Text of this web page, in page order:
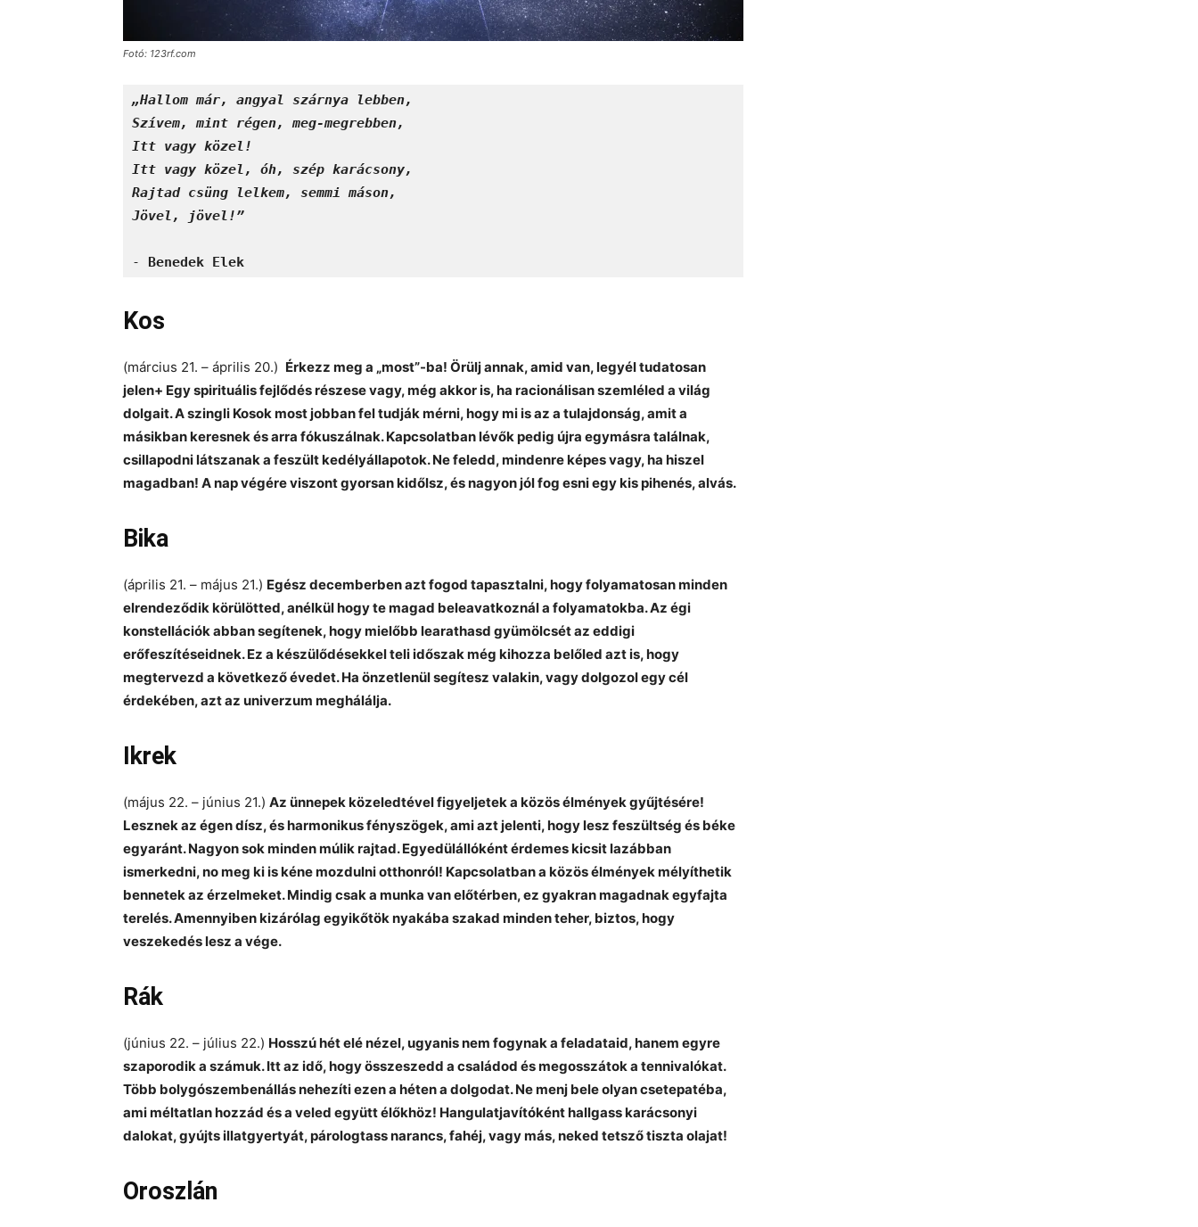
Fotó: 123rf.com
„Hallom már, angyal szárnya lebben,
Szívem, mint régen, meg-megrebben,
Itt vagy közel!
Itt vagy közel, óh, szép karácsony,
Rajtad csüng lelkem, semmi máson,
Jövel, jövel!”
- Benedek Elek
Kos
(március 21. – április 20.) Érkezz meg a „most”-ba! Örülj annak, amid van, legyél tudatosan
jelen+ Egy spirituális fejlődés részese vagy, még akkor is, ha racionálisan szemléled a világ
dolgait. A szingli Kosok most jobban fel tudják mérni, hogy mi is az a tulajdonság, amit a
másikban keresnek és arra fókuszálnak. Kapcsolatban lévők pedig újra egymásra találnak,
csillapodni látszanak a feszült kedélyállapotok. Ne feledd, mindenre képes vagy, ha hiszel
magadban! A nap végére viszont gyorsan kidőlsz, és nagyon jól fog esni egy kis pihenés, alvás.
Bika
(április 21. – május 21.) Egész decemberben azt fogod tapasztalni, hogy folyamatosan minden
elrendeződik körülötted, anélkül hogy te magad beleavatkoznál a folyamatokba. Az égi
konstellációk abban segítenek, hogy mielőbb learathasd gyümölcsét az eddigi
erőfeszítéseidnek. Ez a készülődésekkel teli időszak még kihozza belőled azt is, hogy
megtervezd a következő évedet. Ha önzetlenül segítesz valakin, vagy dolgozol egy cél
érdekében, azt az univerzum meghálálja.
Ikrek
(május 22. – június 21.) Az ünnepek közeledtével figyeljetek a közös élmények gyűjtésére!
Lesznek az égen dísz, és harmonikus fényszögek, ami azt jelenti, hogy lesz feszültség és béke
egyaránt. Nagyon sok minden múlik rajtad. Egyedülállóként érdemes kicsit lazábban
ismerkedni, no meg ki is kéne mozdulni otthonról! Kapcsolatban a közös élmények mélyíthetik
bennetek az érzelmeket. Mindig csak a munka van előtérben, ez gyakran magadnak egyfajta
terelés. Amennyiben kizárólag egyikőtök nyakába szakad minden teher, biztos, hogy
veszekedés lesz a vége.
Rák
(június 22. – július 22.) Hosszú hét elé nézel, ugyanis nem fogynak a feladataid, hanem egyre
szaporodik a számuk. Itt az idő, hogy összeszedd a családod és megosszátok a tennivalókat.
Több bolygószembenállás nehezíti ezen a héten a dolgodat. Ne menj bele olyan csetepatéba,
ami méltatlan hozzád és a veled együtt élőkhöz! Hangulatjavítóként hallgass karácsonyi
dalokat, gyújts illatgyertyát, párologtass narancs, fahéj, vagy más, neked tetsző tiszta olajat!
Oroszlán